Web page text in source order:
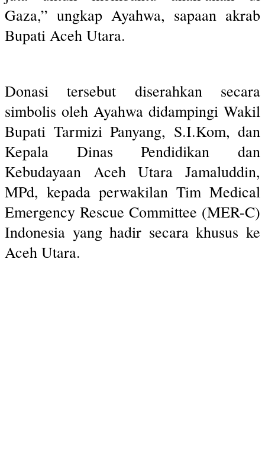
Gaza,” ungkap Ayahwa, sapaan akrab
Bupati Aceh Utara.
Donasi tersebut diserahkan secara
simbolis oleh Ayahwa didampingi Wakil
Bupati Tarmizi Panyang, S.I.Kom, dan
Kepala Dinas Pendidikan dan
Kebudayaan Aceh Utara Jamaluddin,
MPd, kepada perwakilan Tim Medical
Emergency Rescue Committee (MER-C)
Indonesia yang hadir secara khusus ke
Aceh Utara.